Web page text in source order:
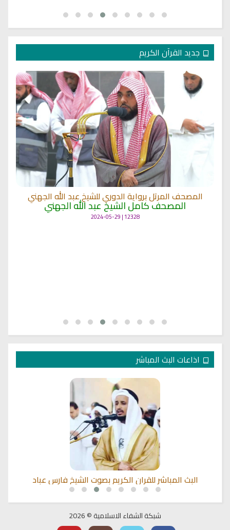
جديد القرآن الكريم
المصحف المرتل برواية الدوري للشيخ عبد الله الجهني
المصحف كامل الشيخ عبد الله الجهني
12328 | 2024-05-29
اذاعات البث المباشر
البث المباشر للقران الكريم بصوت الشيخ فارس عباد
شبكة الشفاء الاسلامية © 2026